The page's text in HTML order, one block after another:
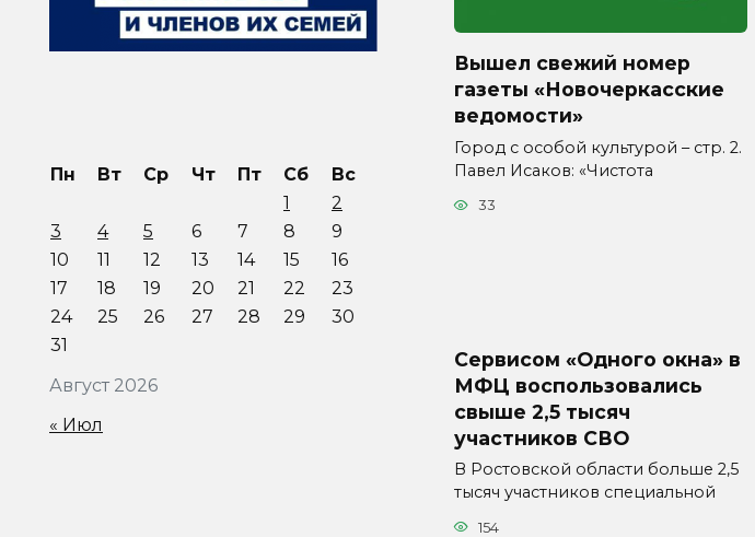
Вышел свежий номер
газеты «Новочеркасские
ведомости»
Город с особой культурой – стр. 2.
Павел Исаков: «Чистота
33
Сервисом «Одного окна» в
МФЦ воспользовались
свыше 2,5 тысяч
участников СВО
В Ростовской области больше 2,5
тысяч участников специальной
154
Август 2026
Пн Вт Ср Чт Пт Сб
Вс
1
2
3
4 5 6 7 8
9
10
11 12 13 14 15
16
17
18 19 20 21 22
23
24
25 26 27 28 29
30
31
« Июл